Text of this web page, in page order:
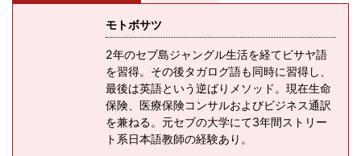
モトボサツ
2年のセブ島ジャングル生活を経てビサヤ語
を習得。その後タガログ語も同時に習得し、
最後は英語という逆ばりメソッド。現在生命
保険、医療保険コンサルおよびビジネス通訳
を兼ねる。元セブの大学にて3年間ストリー
ト系日本語教師の経験あり。